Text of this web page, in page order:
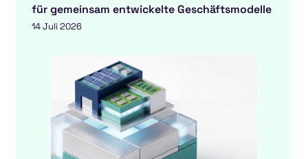
für gemeinsam entwickelte Geschäftsmodelle
14 Juli 2026